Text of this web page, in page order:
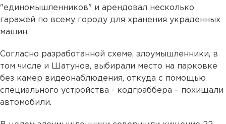
"единомышленников" и арендовал несколько
гаражей по всему городу для хранения украденных
машин.
Согласно разработанной схеме, злоумышленники, в
том числе и Шатунов, выбирали место на парковке
без камер видеонаблюдения, откуда с помощью
специального устройства - кодграббера – похищали
автомобили.